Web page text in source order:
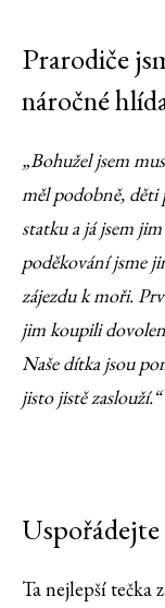
Prarodiče
náročné
„Bohužel jsem
měl podobně, děti
statku a já jsem
poděkování jsme
zájezdu k moři.
jim koupili
Naše dítka jsou
jisto jistě zaslouží.“
Ta nejlepší tečka